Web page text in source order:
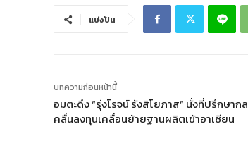
แบ่งปัน
บทความก่อนหน้านี้
อมตะดึง “รุ่งโรจน์ รังสิโยภาส” นั่งที่ปรึกษาก
คลื่นลงทุนเคลื่อนย้ายฐานผลิตเข้าอาเซียน